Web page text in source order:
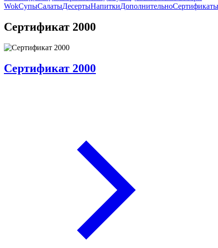
WokСупыСалатыДесертыНапиткиДополнительноСертификаты
Сертификат 2000
Сертификат 2000